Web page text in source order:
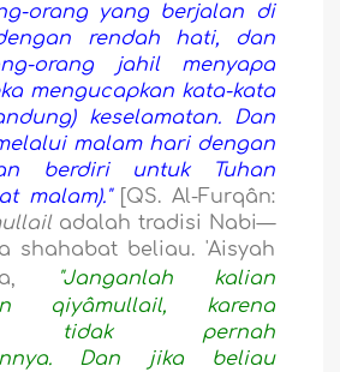
orang yang berjalan di
rendah hati, dan
orang jahil menyapa
mengucapkan kata-kata
keselamatan. Dan
malam hari dengan
berdiri untuk Tuhan
malam)."[QS. Al-Furqân:
adalah tradisi Nabi—
shahabat beliau. 'Aisyah
"Janganlah kalian
qiyâmullail, karena
tidak pernah
Dan jika beliau